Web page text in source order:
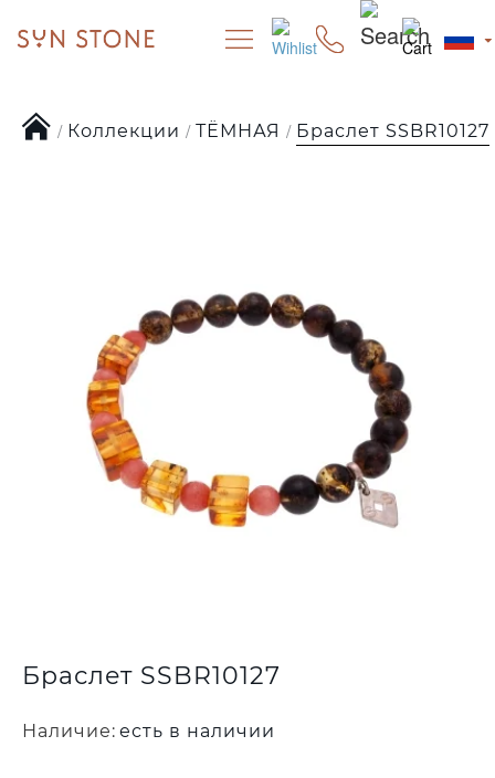
Коллекции ТЁМНАЯ Браслет SSBR10127
Браслет SSBR10127
Наличие: есть в наличии